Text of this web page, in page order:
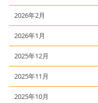
2026年2月
2026年1月
2025年12月
2025年11月
2025年10月